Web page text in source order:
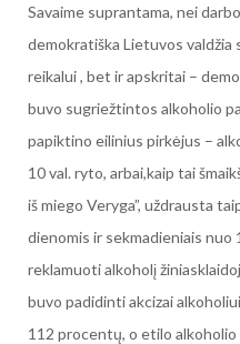
Savaime suprantama, nei
demokratiška Lietuvos valdžia
reikalui , bet ir apskritai –
buvo sugriežtintos alkoholio
papiktino eilinius pirkėjus –
10 val. ryto, arbai,kaip tai
iš miego Veryga”, uždrausta
dienomis ir sekmadieniais nuo
reklamuoti alkoholį
buvo padidinti akcizai
112 procentų, o etilo